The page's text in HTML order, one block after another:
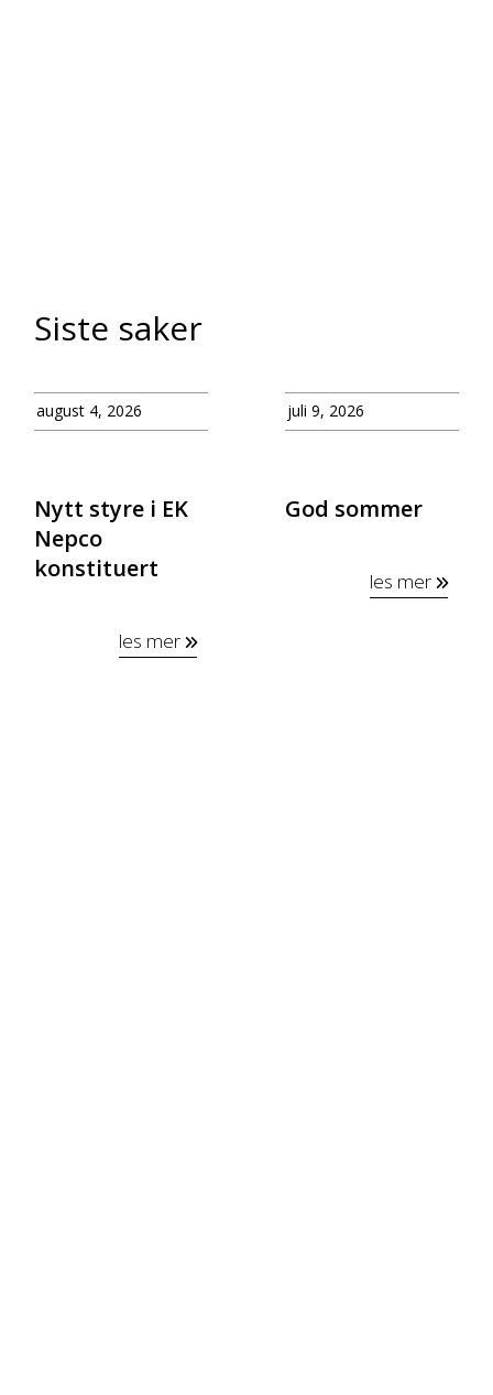
Siste saker
august 4, 2026
Nytt styre i EK
Nepco
konstituert
les mer
juli 9, 2026
God sommer
les mer